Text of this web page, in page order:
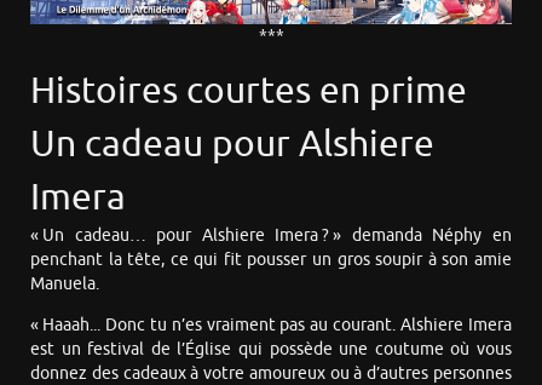
***
Histoires courtes en prime
Un cadeau pour Alshiere
Imera
« Un cadeau… pour Alshiere Imera ? » demanda Néphy en
penchant la tête, ce qui fit pousser un gros soupir à son amie
Manuela.
« Haaah... Donc tu n’es vraiment pas au courant. Alshiere Imera
est un festival de l’Église qui possède une coutume où vous
donnez des cadeaux à votre amoureux ou à d’autres personnes